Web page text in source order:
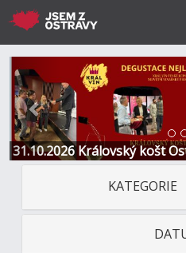
31.10.2026 Královský košt
Restaurace a Hotel
Předchozí
KATEGORIE